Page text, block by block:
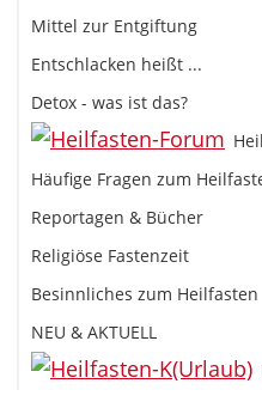
Mittel zur Entgiftung
Entschlacken heißt ...
Detox - was ist das?
Häufige Fragen zum
Reportagen & Bücher
Religiöse Fastenzeit
Besinnliches zum Heilfasten
NEU & AKTUELL